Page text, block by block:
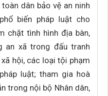
dân bảo vệ an ninh
biến pháp luật cho
chặt tình hình địa bàn,
an xã trong đấu tranh
hội, các loại tội phạm
luật; tham gia hoà
trong nội bộ Nhân dân,